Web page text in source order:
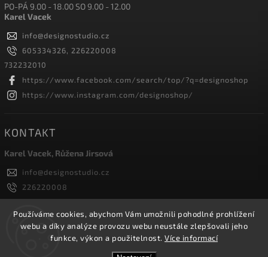
Používáme cookies, abychom Vám umožnili pohodlné prohlížení
webu a díky analýze provozu webu neustále zlepšovali jeho
funkce, výkon a použitelnost. Více informací
PO-PÁ 9.00 - 18.00 SO 9.00 - 12.00
Karel Vacek
info@designostudio.cz
605334326, 226220008
732232010
https://www.facebook.com/search/top/?q=designoshop
https://www.instagram.com/designoshop/
KONTAKT
Karel Vacek, Růžena Jirsová
info@designostudio.cz
226220008
605334326, 732232010
Designoshop
designoshop